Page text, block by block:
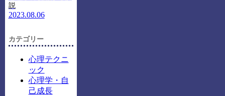
説
2023.08.06
カテゴリー
心理テクニ
ック
心理学・自
己成長